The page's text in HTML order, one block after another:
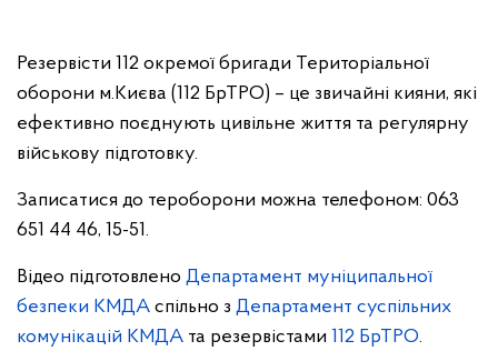
Резервісти 112 окремої бригади Територіальної
оборони м.Києва (112 БрТРО) – це звичайні кияни, які
ефективно поєднують цивільне життя та регулярну
військову підготовку.
Записатися до тероборони можна телефоном: 063
651 44 46, 15-51.
Відео підготовлено Департамент муніципальної
безпеки КМДА спільно з Департамент суспільних
комунікацій КМДА та резервістами 112 БрТРО.